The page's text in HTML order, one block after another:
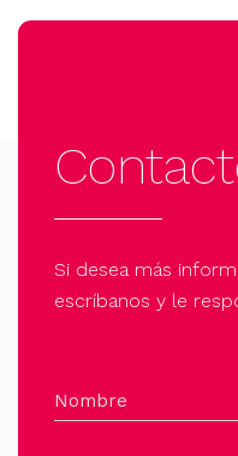
Si desea más
escríbanos y le
Nombre